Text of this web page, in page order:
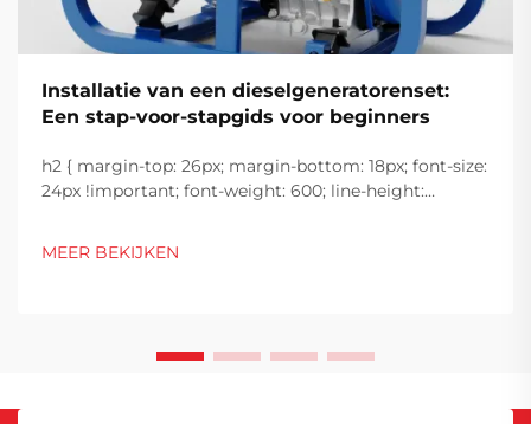
Installatie van een dieselgeneratorenset:
Een stap-voor-stapgids voor beginners
h2 { margin-top: 26px; margin-bottom: 18px; font-size:
24px !important; font-weight: 600; line-height:
height: ...}
MEER BEKIJKEN